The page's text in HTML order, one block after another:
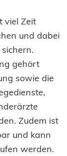
viel Zeit
und dabei
gehört
sowie die
Zudem ist
und kann
werden.